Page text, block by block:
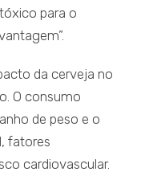
para o
da cerveja no
O consumo
de peso e o
fatores
cardiovascular.